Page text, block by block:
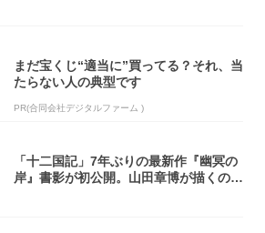
まだ宝くじ“適当に”買ってる？それ、当
たらない人の典型です
PR(合同会社デジタルファーム )
「十二国記」7年ぶりの最新作『幽冥の
岸』書影が初公開。山田章博が描くのは